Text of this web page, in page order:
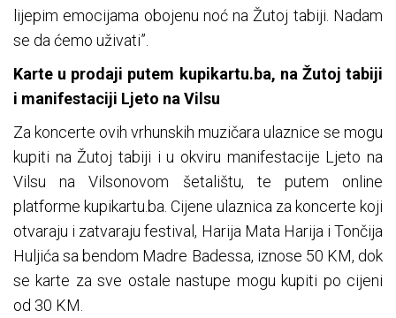
lijepim emocijama obojenu noć na Žutoj tabiji. Nadam
se da ćemo uživati”.
Karte u prodaji putem kupikartu.ba, na Žutoj tabiji
i manifestaciji Ljeto na Vilsu
Za koncerte ovih vrhunskih muzičara ulaznice se mogu
kupiti na Žutoj tabiji i u okviru manifestacije Ljeto na
Vilsu na Vilsonovom šetalištu, te putem online
platforme kupikartu.ba. Cijene ulaznica za koncerte koji
otvaraju i zatvaraju festival, Harija Mata Harija i Tončija
Huljića sa bendom Madre Badessa, iznose 50 KM, dok
se karte za sve ostale nastupe mogu kupiti po cijeni
od 30 KM.